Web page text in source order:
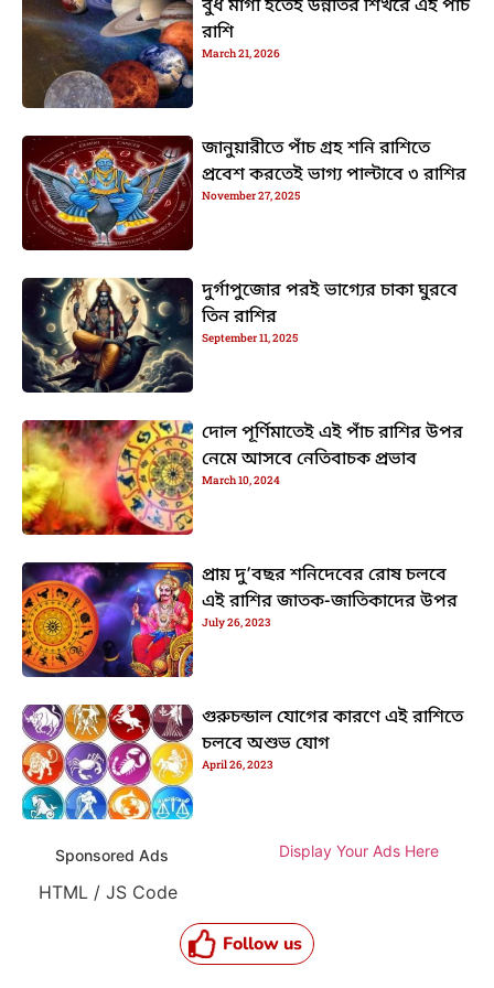
বুধ মার্গী হতেই উন্নতির শিখরে এই পাঁচ
রাশি
March 21, 2026
জানুয়ারীতে পাঁচ গ্রহ শনি রাশিতে
প্রবেশ করতেই ভাগ্য পাল্টাবে ৩ রাশির
November 27, 2025
দুর্গাপুজোর পরই ভাগ্যের চাকা ঘুরবে
তিন রাশির
September 11, 2025
দোল পূর্ণিমাতেই এই পাঁচ রাশির উপর
নেমে আসবে নেতিবাচক প্রভাব
March 10, 2024
প্রায় দু’বছর শনিদেবের রোষ চলবে
এই রাশির জাতক-জাতিকাদের উপর
July 26, 2023
গুরুচন্ডাল যোগের কারণে এই রাশিতে
চলবে অশুভ যোগ
April 26, 2023
Sponsored Ads Display Your Ads Here
HTML / JS Code
Follow us